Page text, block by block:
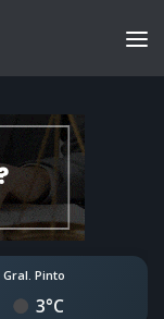
Gral. Pinto
3°C